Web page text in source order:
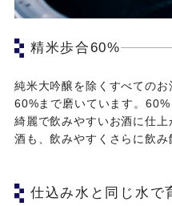
精米歩合60%
純米大吟醸を除くすべての
60%まで磨いています。
綺麗で飲みやすいお酒に仕
酒も、飲みやすくさらに飲み
仕込み水と同じ水で